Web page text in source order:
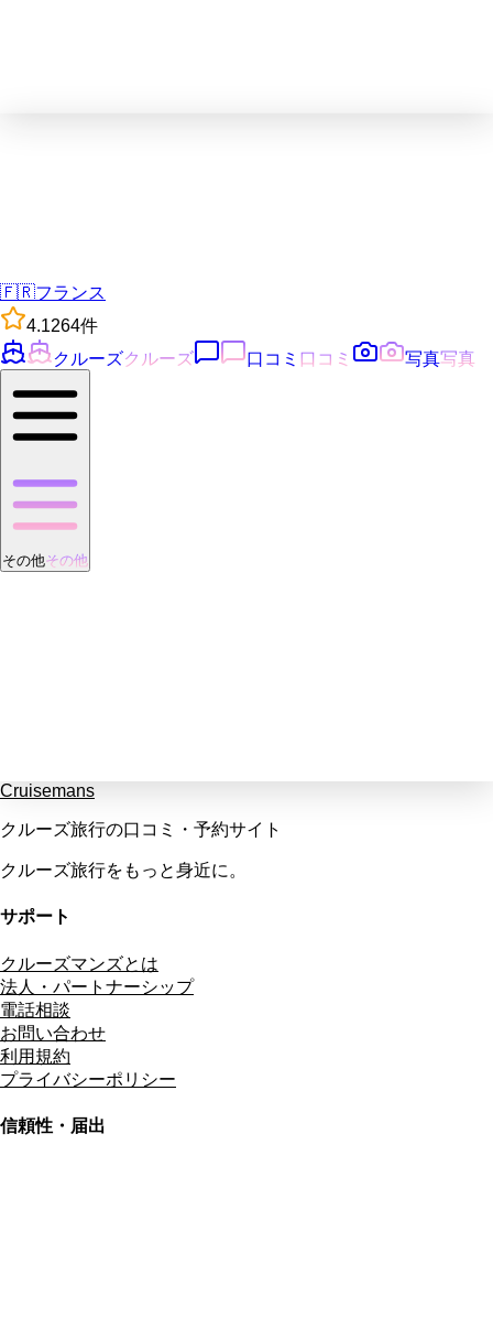
🇫🇷フランス
4.1264件
クルーズクルーズ 口コミ 口コミ 写真写真
その他その他
Cruisemans
クルーズ旅行の口コミ・予約サイト
クルーズ旅行をもっと身近に。
サポート
クルーズマンズとは
法人・パートナーシップ
電話相談
お問い合わせ
利用規約
プライバシーポリシー
信頼性・届出